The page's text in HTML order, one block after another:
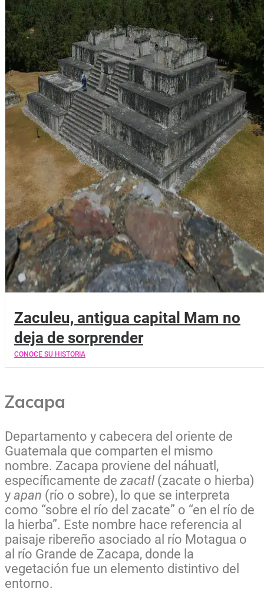
Zaculeu, antigua capital Mam no
deja de sorprender
CONOCE SU HISTORIA
Zacapa
Departamento y cabecera del oriente de
Guatemala que comparten el mismo
nombre. Zacapa proviene del náhuatl,
específicamente de zacatl(zacate o hierba)
y apan (río o sobre), lo que se interpreta
como “sobre el río del zacate” o “en el río de
la hierba”. Este nombre hace referencia al
paisaje ribereño asociado al río Motagua o
al río Grande de Zacapa, donde la
vegetación fue un elemento distintivo del
entorno.